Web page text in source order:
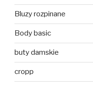
Bluzy rozpinane
Body basic
buty damskie
cropp